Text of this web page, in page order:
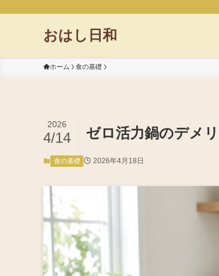
おはし日和
ホーム 食の基礎
ゼロ活力鍋のデメ
2026
4/14
食の基礎 2026年4月18日